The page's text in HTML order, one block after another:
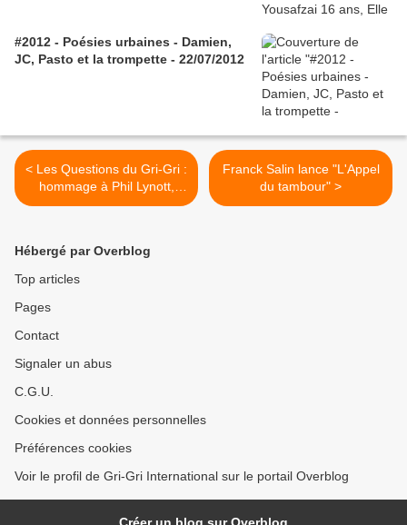
#2012 - Poésies urbaines - Damien,
JC, Pasto et la trompette - 22/07/2012
< Les Questions du Gri-Gri :
hommage à Phil Lynott,
chanteur de Thin Lizzy
Franck Salin lance "L'Appel
du tambour" >
Hébergé par Overblog
Top articles
Pages
Contact
Signaler un abus
C.G.U.
Cookies et données personnelles
Préférences cookies
Voir le profil de Gri-Gri International sur le portail Overblog